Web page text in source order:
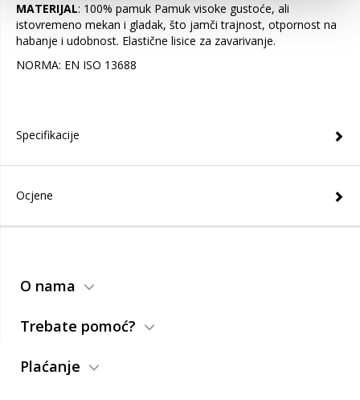
MATERIJAL: 100% pamuk Pamuk visoke gustoće, ali
istovremeno mekan i gladak, što jamči trajnost, otpornost na
habanje i udobnost. Elastične lisice za zavarivanje.
NORMA: EN ISO 13688
Specifikacije
Ocjene
O nama
Trebate pomoć?
Plaćanje